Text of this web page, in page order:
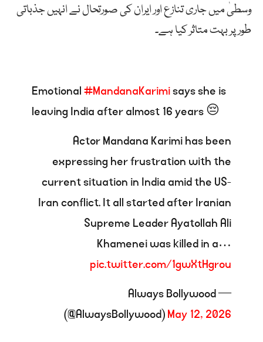
وسطیٰ میں جاری تنازع اور ایران کی صورتحال نے انہیں جذباتی
طور پر بہت متاثر کیا ہے۔
Emotional#MandanaKarimisays she is
leaving India after almost 16 years 😔
Actor Mandana Karimi has been
expressing her frustration with the
current situation in India amid the US-
Iran conflict. It all started after Iranian
Supreme Leader Ayatollah Ali
Khamenei was killed in a…
pic.twitter.com/1gwXtHgrou
— Always Bollywood
(@AlwaysBollywood)May 12, 2026